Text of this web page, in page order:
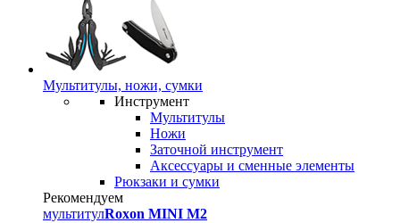
Мультитулы, ножи, сумки
Инструмент
Мультитулы
Ножи
Заточной инструмент
Аксессуары и сменные элементы
Рюкзаки и сумки
Рекомендуем
мультитулRoxon MINI M2